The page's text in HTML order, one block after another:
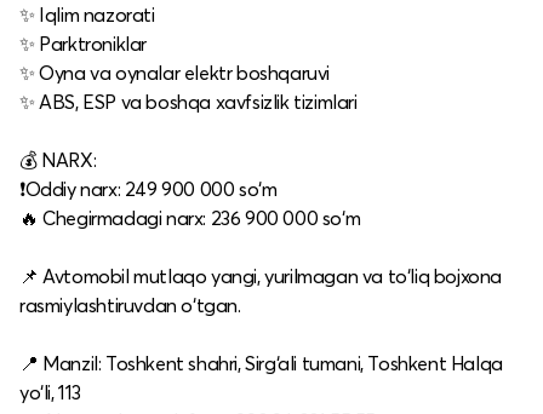
✨ Iqlim nazorati
✨ Parktroniklar
✨ Oyna va oynalar elektr boshqaruvi
✨ ABS, ESP va boshqa xavfsizlik tizimlari
💰 NARX:
❗️Oddiy narx: 249 900 000 so‘m
🔥 Chegirmadagi narx: 236 900 000 so‘m
📌 Avtomobil mutlaqo yangi, yurilmagan va to‘liq bojxona
rasmiylashtiruvdan o‘tgan.
📍 Manzil: Toshkent shahri, Sirg‘ali tumani, Toshkent Halqa
yo‘li, 113